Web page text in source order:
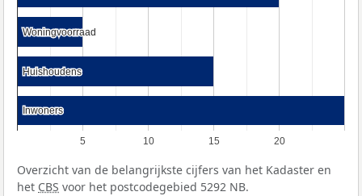
5 10 15 20
Woningvoorraad
Woningvoorraad
Huishoudens
Huishoudens
Inwoners
Inwoners
Overzicht van de belangrijkste cijfers van het Kadaster en
het CBS voor het postcodegebied 5292 NB.